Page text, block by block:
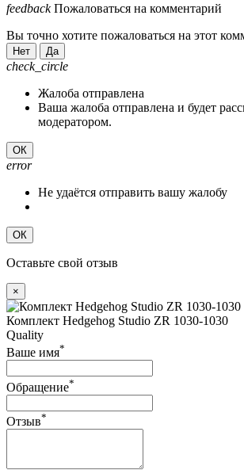
feedback Пожаловаться на комментарий
Вы точно хотите пожаловаться на этот
Нет Да
check_circle
Жалоба отправлена
Ваша жалоба отправлена и будет
модератором.
ОК
error
Не удаётся отправить вашу жалобу
ОК
Оставьте свой отзыв
×
Комплект Hedgehog Studio ZR 1030-1030
Quality
Ваше имя*
Обращение*
Отзыв*